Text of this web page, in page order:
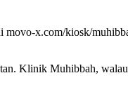
x.com/kiosk/
Klinik Muhibbah,